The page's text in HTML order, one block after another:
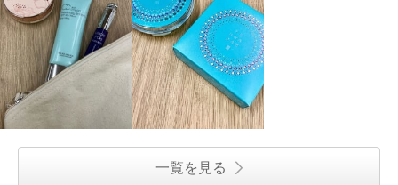
一覧を見る